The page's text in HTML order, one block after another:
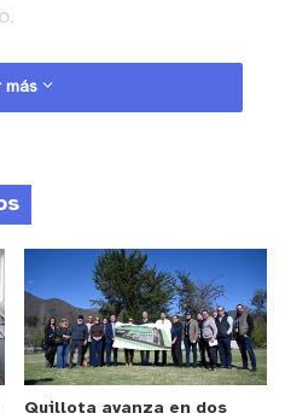
con la presencia de la
fitness Mariela Román,
llegaron al evento, con
de la época de
país. En ambas
acompañados por las
Maria Carolina Vargas,
Olivares, y también se
de talleres de zumba:
más
Quillota avanza en dos